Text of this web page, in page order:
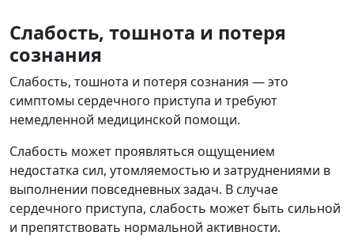
Слабость, тошнота и потеря
сознания
Слабость, тошнота и потеря сознания — это
симптомы сердечного приступа и требуют
немедленной медицинской помощи.
Слабость может проявляться ощущением
недостатка сил, утомляемостью и затруднениями в
выполнении повседневных задач. В случае
сердечного приступа, слабость может быть сильной
и препятствовать нормальной активности.